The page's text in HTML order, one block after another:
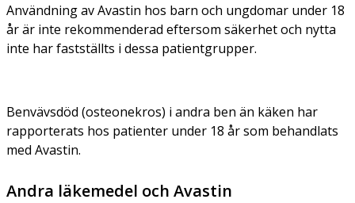
Användning av Avastin hos barn och ungdomar under 18
år är inte rekommenderad eftersom säkerhet och nytta
inte har fastställts i dessa patientgrupper.
Benvävsdöd (osteonekros) i andra ben än käken har
rapporterats hos patienter under 18 år som behandlats
med Avastin.
Andra läkemedel och Avastin